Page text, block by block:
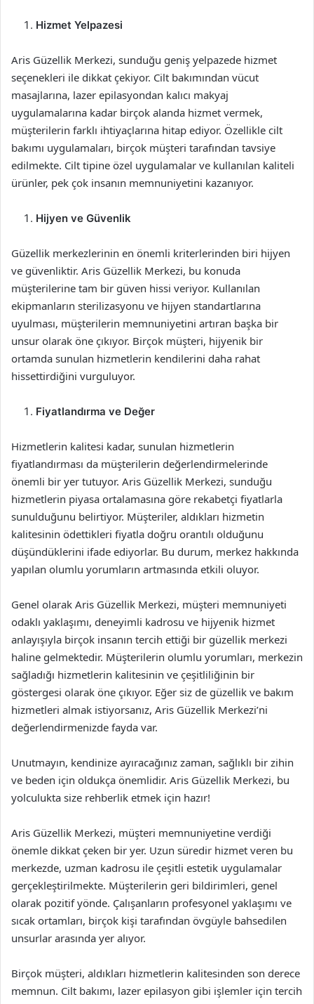
Hizmet Yelpazesi
Aris Güzellik Merkezi, sunduğu geniş yelpazede hizmet
seçenekleri ile dikkat çekiyor. Cilt bakımından vücut
masajlarına, lazer epilasyondan kalıcı makyaj
uygulamalarına kadar birçok alanda hizmet vermek,
müşterilerin farklı ihtiyaçlarına hitap ediyor. Özellikle cilt
bakımı uygulamaları, birçok müşteri tarafından tavsiye
edilmekte. Cilt tipine özel uygulamalar ve kullanılan kaliteli
ürünler, pek çok insanın memnuniyetini kazanıyor.
Hijyen ve Güvenlik
Güzellik merkezlerinin en önemli kriterlerinden biri hijyen
ve güvenliktir. Aris Güzellik Merkezi, bu konuda
müşterilerine tam bir güven hissi veriyor. Kullanılan
ekipmanların sterilizasyonu ve hijyen standartlarına
uyulması, müşterilerin memnuniyetini artıran başka bir
unsur olarak öne çıkıyor. Birçok müşteri, hijyenik bir
ortamda sunulan hizmetlerin kendilerini daha rahat
hissettirdiğini vurguluyor.
Fiyatlandırma ve Değer
Hizmetlerin kalitesi kadar, sunulan hizmetlerin
fiyatlandırması da müşterilerin değerlendirmelerinde
önemli bir yer tutuyor. Aris Güzellik Merkezi, sunduğu
hizmetlerin piyasa ortalamasına göre rekabetçi fiyatlarla
sunulduğunu belirtiyor. Müşteriler, aldıkları hizmetin
kalitesinin ödettikleri fiyatla doğru orantılı olduğunu
düşündüklerini ifade ediyorlar. Bu durum, merkez hakkında
yapılan olumlu yorumların artmasında etkili oluyor.
Genel olarak Aris Güzellik Merkezi, müşteri memnuniyeti
odaklı yaklaşımı, deneyimli kadrosu ve hijyenik hizmet
anlayışıyla birçok insanın tercih ettiği bir güzellik merkezi
haline gelmektedir. Müşterilerin olumlu yorumları, merkezin
sağladığı hizmetlerin kalitesinin ve çeşitliliğinin bir
göstergesi olarak öne çıkıyor. Eğer siz de güzellik ve bakım
hizmetleri almak istiyorsanız, Aris Güzellik Merkezi’ni
değerlendirmenizde fayda var.
Unutmayın, kendinize ayıracağınız zaman, sağlıklı bir zihin
ve beden için oldukça önemlidir. Aris Güzellik Merkezi, bu
yolculukta size rehberlik etmek için hazır!
Aris Güzellik Merkezi, müşteri memnuniyetine verdiği
önemle dikkat çeken bir yer. Uzun süredir hizmet veren bu
merkezde, uzman kadrosu ile çeşitli estetik uygulamalar
gerçekleştirilmekte. Müşterilerin geri bildirimleri, genel
olarak pozitif yönde. Çalışanların profesyonel yaklaşımı ve
sıcak ortamları, birçok kişi tarafından övgüyle bahsedilen
unsurlar arasında yer alıyor.
Birçok müşteri, aldıkları hizmetlerin kalitesinden son derece
memnun. Cilt bakımı, lazer epilasyon gibi işlemler için tercih